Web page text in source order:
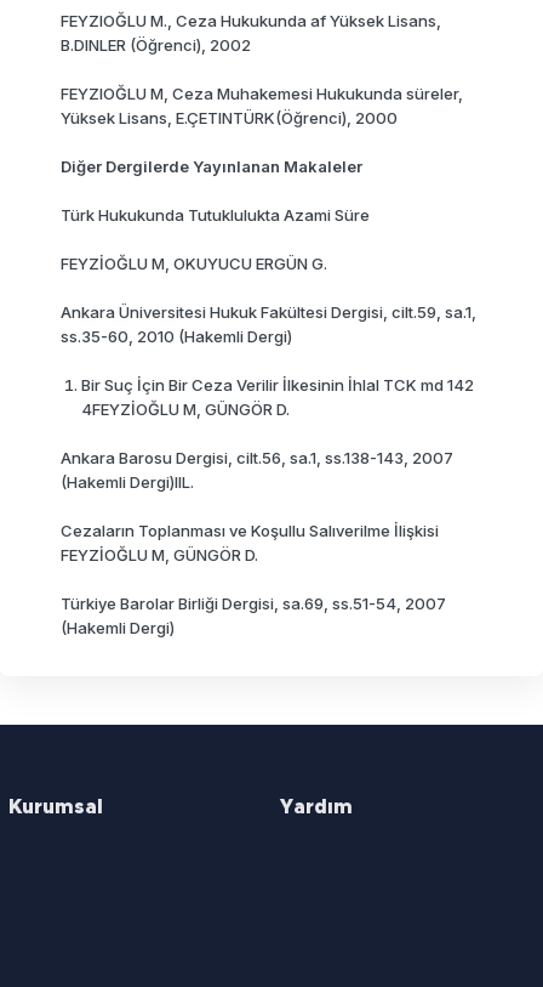
FEYZIOĞLU M., Ceza Hukukunda af Yüksek Lisans,
B.DINLER (Öğrenci), 2002
FEYZIOĞLU M, Ceza Muhakemesi Hukukunda süreler,
Yüksek Lisans, E.ÇETINTÜRK(Öğrenci), 2000
Diğer Dergilerde Yayınlanan Makaleler
Türk Hukukunda Tutuklulukta Azami Süre
FEYZİOĞLU M, OKUYUCU ERGÜN G.
Ankara Üniversitesi Hukuk Fakültesi Dergisi, cilt.59, sa.1,
ss.35-60, 2010 (Hakemli Dergi)
Bir Suç İçin Bir Ceza Verilir İlkesinin İhlal TCK md 142
4FEYZİOĞLU M, GÜNGÖR D.
Ankara Barosu Dergisi, cilt.56, sa.1, ss.138-143, 2007
(Hakemli Dergi)IIL.
Cezaların Toplanması ve Koşullu Salıverilme İlişkisi
FEYZİOĞLU M, GÜNGÖR D.
Türkiye Barolar Birliği Dergisi, sa.69, ss.51-54, 2007
(Hakemli Dergi)
Kurumsal Yardım